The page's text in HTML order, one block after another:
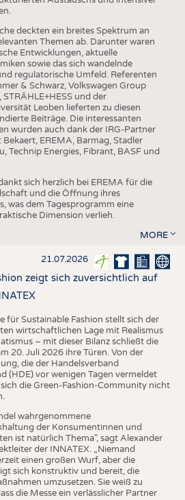
deckten ein breites Spektrum an
Themen ab. Darunter waren
Entwicklungen, aktuelle
sowie das sich wandelnde
regulatorische Umfeld. Referenten
& Schwarz, Volkswagen Group
und der
Leoben lieferten zu diesen
Beiträge. Die interessanten
wurden auch dank der IRG-Partner
EREMA, Barmag, Stadler
Technip Energies, Fibrant, BASF und
sich herzlich bei EREMA für die
und die Öffnung ihres
was dem Tagesprogramm eine
Dimension verlieh.
MORE
21.07.2026
zeigt sich zuversichtlich auf
für Sustainable Fashion stellt sich der
wirtschaftlichen Lage mit Realismus
– mit dieser Bilanz schließt die
20. Juli 2026 ihre Türen. Von der
die der Handelsverband
(HDE) vor wenigen Tagen vermeldet
sich die Green-Fashion-Community nicht
wahrgenommene
der Konsumentinnen und
ist natürlich Thema", sagt Alexander
der INNATEX. „Niemand
einen großen Wurf, aber die
sich konstruktiv und bereit, die
umzusetzen. Sie weiß zu
die Messe ein verlässlicher Partner